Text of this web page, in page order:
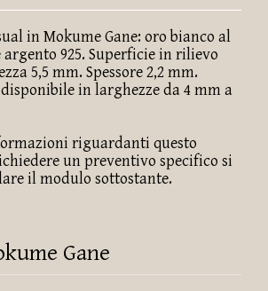
in Mokume Gane: oro bianco al
925. Superficie in rilievo
5,5 mm. Spessore 2,2 mm.
in larghezze da 4 mm a
riguardanti questo
un preventivo specifico si
il modulo sottostante.
Gane